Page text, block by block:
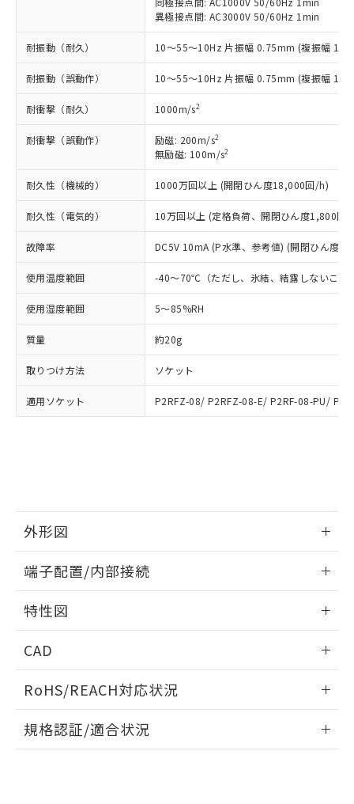
異極接点間: AC3000V 50/60Hz 1min
耐振動（耐久） 10～55～10Hz 片振幅 0.75mm (複振幅
耐振動（誤動作） 10～55～10Hz 片振幅 0.75mm (複振幅
耐衝撃（耐久） 1000m/s2
耐衝撃（誤動作） 励磁: 200m/s2
無励磁: 100m/s2
耐久性（機械的） 1000万回以上 (開閉ひん度18,000回/h)
耐久性（電気的） 10万回以上 (定格負荷、開閉ひん度1,800回/
故障率 DC5V 10mA (P水準、参考値) (開閉ひん度
使用温度範囲 -40～70℃（ただし、氷結、結露しないこと
使用湿度範囲 5～85%RH
質量 約20g
取りつけ方法 ソケット
適用ソケット P2RFZ-08/ P2RFZ-08-E/ P2RF-08-PU/
外形図
外形図
端子配置/内部接続
端子配置/内部接続
特性図
開閉容量
CAD
ドすることができます。
ログイン/会員登録
RoHS/REACH対応状況
EU RoHS 注意事項・凡例
規格認証/適合状況
在庫状況および標準価格照会結果は、
記載している更新日時点での社内デー
タに基づき作成されるものであり、閲
覧された時点での実際の在庫および標
準価格とは異なる場合があることをご
了承ください。
正式な納期状況および標準価格はお客
様のお取引先、またはお客様担当のオ
ムロン制御機器販売店・当社販売員に
ご相談ください。
点は「
販売ネットワーク
」をご確認
ください。
在庫状況および標準価格結果を当社の
事前の承諾なく第三者に漏洩または開
示しないようお願いします。
マイパーツ機能（部品リスト作成サー
ビス）をご利用いただくには、I-Web
メンバーズにご登録されている必要が
あります。
お客様が当ウェブサイト上で当社にご
登録された部品リストについて、当社
および当社の共同利用者が、当社の製
引・商談に必要な範囲で利用すること
*EU RoHS指令（10物質）：
鉛(Pb) 1000ppm以下、 水銀(Hg) 1000ppm以下、 カド
類(PBB) 1000ppm以下、ポリ臭化ジフェニルエーテル類
(PBDE) 1000ppm以下、フタル酸ビス(2-エチルヘキシ
ル) (DEHP)(別名：DOP) 1000ppm以下、フタル酸ブチ
ルベンジル（BBP） 1000ppm以下、フタル酸ジブチル
(DIBP) 1000ppm以下
但し、RoHS指令で産業用監視および制御機器に対する
図的な使用がないことを確認しています。
※2 対応予定月
月が前後することがあります。
※3 非含有証明書ダウンロード
下記の非含有証明書をダウンロードするこ
とができます。
物質の対応では、対応完了までの期間は出
荷製品に未対応品が混在することから備考
欄に対応日を記載しておりました。
既に当社にて対応品への在庫切替を完了
していることから、特段のことがない限
り、2022年1月12日より割愛しておりま
す。
い合わせください。
*中国RoHS10物質の基準値 (GB/T26572)：
Pb(鉛) :1000ppm、 Hg(水銀) : 1000ppm、 Cd(カドミウ
ム) : 100ppm、
Cr(Ⅵ)(六価クロム) : 1000ppm、 PBBs(ポリ臭化ビフェ
ニル類) : 1000ppm、 PBDEs(ポリ臭化ジフェニルエーテ
ル類) : 1000ppm、
イソブチル) : 1000ppm、 BBP(フタル酸ブチルベンジ
ル) : 1000ppm、
DEHP(フタル酸ビス(2-エチルヘキシル)) : 1000ppm
※2 環境保護使用期限
「ｅ」：有害物質（10物質）のすべてが基
準値以下であることを示します。
質が外部に漏えいし、環境に深刻な影響を
及ぼさない年数を意味します。
「－」：未確認です。当社販売部門へお問
い合わせください。
為替および外国貿易法に定める商品
（以下｢規制貨物等」という）を輸出
国政府の輸出許可(または役務取引許
可)を取得するなどの必要な手続きを
とります。
当社は規制貨物を破棄する場合は、完
全に破砕するなど、違法に輸出されな
いよう必要な手段を講じます。
当社は貴社製品を、核兵器、ミサイ
ル、化学兵器、生物兵器またはその他
武器並びにこれらの製造装置等に一切
使用いたしません。
当社は、貴社製品を第三者に販売する
該第三者に通知します。また当社は、
販売先および販売に係わる関係者が違
法に輸出するおそれがある場合は、取
り引きをいたしません。
キャンセル
記
一定数以上の在庫あり
△ 一定数には満たないが在庫あり
在庫なし(最新の在庫状況につ
いては、お客様のお取引先、ま
機器販売店・当社販売員にご確
認ください)
空
受注生産機種、また在庫状況の
情報を公開していない機種